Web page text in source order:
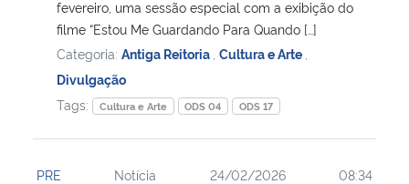
fevereiro, uma sessão especial com a exibição do
filme “Estou Me Guardando Para Quando […]
Categoria: Antiga Reitoria Cultura e Arte
Divulgação
Tags:
Cultura e Arte ODS 04 ODS 17
PRE Notícia 24/02/2026 08:34